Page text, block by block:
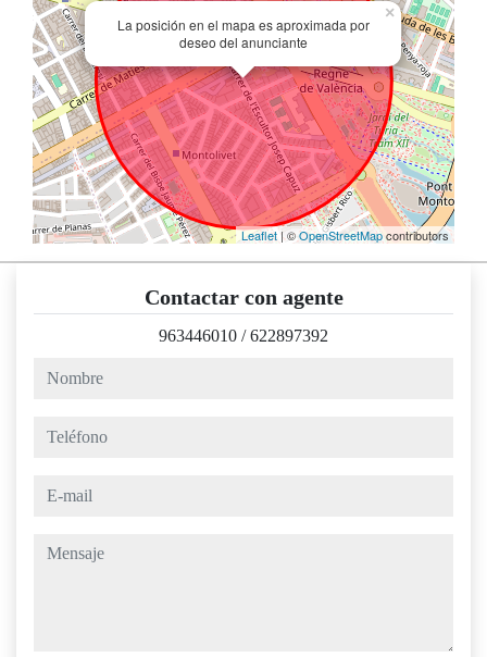
La posición en el mapa es aproximada por
deseo del anunciante
×
Leaflet| ©OpenStreetMapcontributors
Contactar con agente
963446010 /622897392
nombre
teléfono
e-mail
mensaje